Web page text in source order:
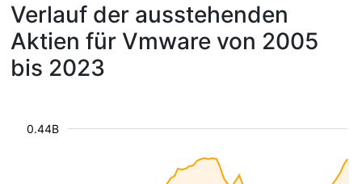
Verlauf der ausstehenden
Aktien für Vmware von 2005
bis 2023
0.44B